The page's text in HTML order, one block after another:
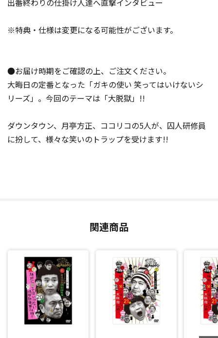
出番終わりの仕掛け人達へ直撃インタビュー
※特典・仕様は変更になる可能性がございます。
●お届け時期をご確認の上、ご注文ください。
大晦日の定番となった「ガキの使い 笑ってはいけないシ
リーズ」。今回のテーマは「大脱獄」!!
ダウンタウン、月亭方正、ココリコの5人が、囚人研修員
に扮して、様々な笑いのトラップを受けます!!
関連商品